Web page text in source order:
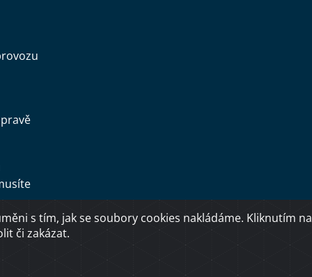
Copyright © 2026 Ministerstvo dopravy ČR
s tím, jak se soubory cookies nakládáme. Kliknutím na
či zakázat.